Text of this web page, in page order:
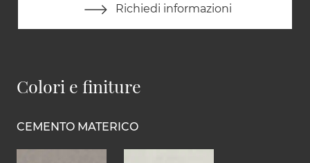
Richiedi informazioni
Colori e finiture
CEMENTO MATERICO